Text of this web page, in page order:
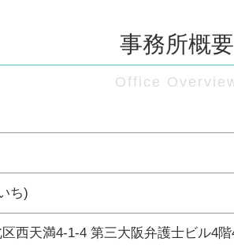
事務所概要
ち)
西天満4-1-4 第三大阪弁護士ビル4階